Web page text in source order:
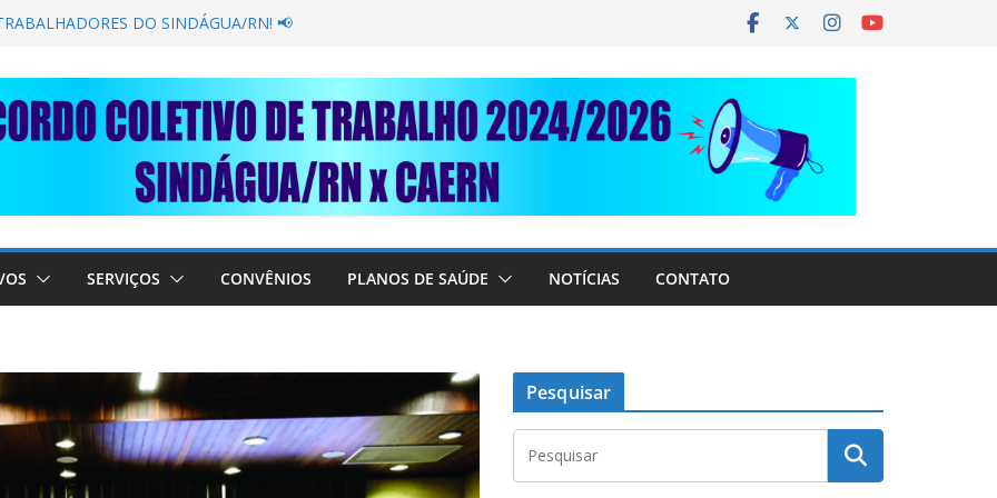
SECAR SUA TORNEIRA: UNIDOS
em importante debate com o Ministro
A SABESP! 🚨
AJUDE O NOSSO
RAIMUNDO DA CAERN!
SERVIÇOS CONVÊNIOS PLANOS DE SAÚDE NOTÍCIAS CONTATO
Pesquisar